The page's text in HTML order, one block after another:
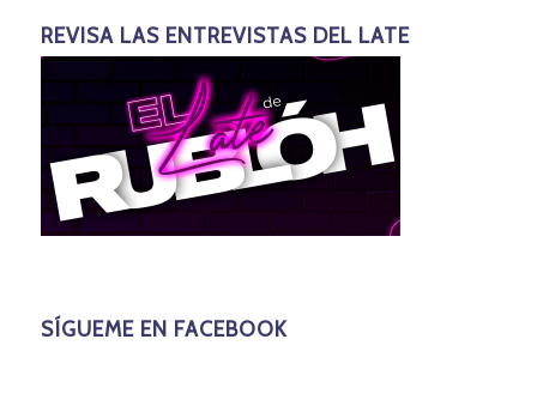
REVISA LAS ENTREVISTAS DEL LATE
SÍGUEME EN FACEBOOK